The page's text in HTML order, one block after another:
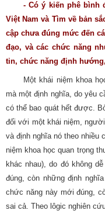
- Có ý kiến phê bình
Việt Nam và Tìm về bản
cập chưa đúng mức đến
đạo, và các chức năng
tin, chức năng định
Một khái niệm khoa
mà một định nghĩa, do yêu
có thể bao quát hết được.
đối với một khái niệm,
và định nghĩa nó theo nhiều
niệm khoa học quan trọng
khác nhau), do đó không
đúng, còn những định
chức năng này mới đúng,
sai cả. Theo lôgic nghiên